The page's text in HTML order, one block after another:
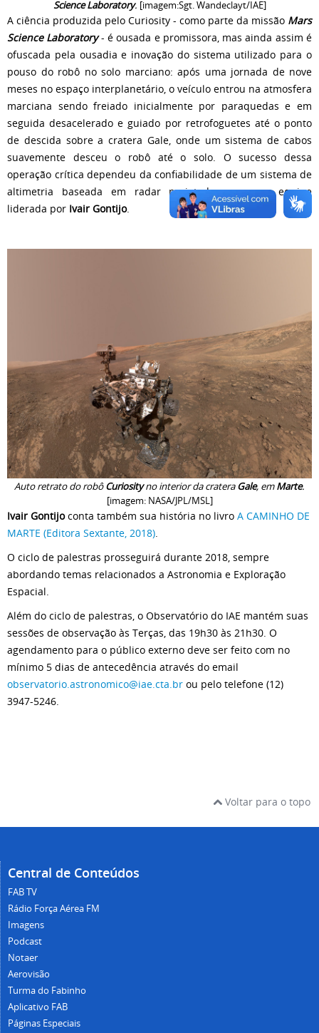
Science Laboratory. [imagem:Sgt. Wandeclayt/IAE]
A ciência produzida pelo Curiosity - como parte da missão Mars
Science Laboratory- é ousada e promissora, mas ainda assim é
ofuscada pela ousadia e inovação do sistema utilizado para o
pouso do robô no solo marciano: após uma jornada de nove
meses no espaço interplanetário, o veículo entrou na atmosfera
marciana sendo freiado inicialmente por paraquedas e em
seguida desacelerado e guiado por retrofoguetes até o ponto
de descida sobre a cratera Gale, onde um sistema de cabos
suavemente desceu o robô até o solo. O sucesso dessa
operação crítica dependeu da confiabilidade de um sistema de
altimetria baseada em radar projetado por uma equipe
liderada por Ivair Gontijo.
Auto retrato do robôCuriosityno interior da crateraGale, emMarte.
[imagem: NASA/JPL/MSL]
Ivair Gontijoconta também sua história no livro A CAMINHO DE
MARTE (Editora Sextante, 2018).
O ciclo de palestras prosseguirá durante 2018, sempre
abordando temas relacionados a Astronomia e Exploração
Espacial.
Além do ciclo de palestras, o Observatório do IAE mantém suas
sessões de observação às Terças, das 19h30 às 21h30. O
agendamento para o público externo deve ser feito com no
mínimo 5 dias de antecedência através do email
observatorio.astronomico@iae.cta.br ou pelo telefone (12)
3947-5246.
Voltar para o topo
Central de Conteúdos
FAB TV
Rádio Força Aérea FM
Imagens
Podcast
Notaer
Aerovisão
Turma do Fabinho
Aplicativo FAB
Páginas Especiais